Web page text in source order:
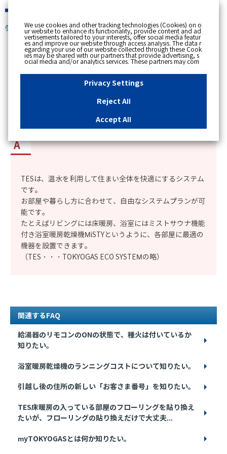
個人のお客さま
[ トップへ戻る ]
カテゴリー表示
更新日時 : 2017/10/20 21:56
TESは、温水を利用して住まい全体を快適にするシステム
です。
お部屋や暮らし方に合わせて、自由なシステムプランが可
能です。
たとえばリビングには床暖房、浴室にはミストサウナ機能
付き浴室暖房乾燥機MiSTYというように、各部屋に最適の
機器を設置できます。
（TES・・・TOKYOGAS ECO SYSTEMの略）
関連するFAQ
給湯器のリモコンのONの状態で、種火は付いているか
知りたい。
浴室暖房乾燥機のランニングコストについて知りたい。
引越し後の住所の新しい「お客さま番号」を知りたい。
TES床暖房の入っている部屋のフローリングを貼り換え
たいが、フローリングの貼り換えだけで大丈夫...
myTOKYOGASとは何か知りたい。
We use cookies and other tracking technologies (Cookies) on o
ur website to enhance its functionality, provide content and ad
vertisements tailored to your interests, offer social media featur
es and improve our website through access analysis. The data r
egarding your use of our website collected through these Cook
ies may be shared with our partners that provide advertising, s
ocial media and/or analytics services. These partners may com
bine the data shared by us with other data that you have provi
ded to them or that they have collected from your use of their s
ervices or other websites to analyse and optimise advertisemen
ts delivered to you by businesses other than us on the internet.
essary Cookies, please click "Reject All". If you agree to the use
of all Cookies, please click "Accept All". To select your preferen
u can change your consent or rejection settings at any time by c
"Privacy Settings"button on this banner or through y
our browser's "Settings". For more information regarding the pr
site, please refer to the link below.Cookies DetailsPrivacy Polic
y
Privacy Settings
Reject All
Accept All